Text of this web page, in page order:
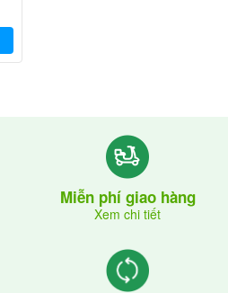
Miễn phí giao hàng
Xem chi tiết